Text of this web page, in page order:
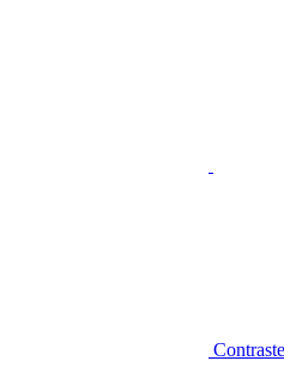
Contraste